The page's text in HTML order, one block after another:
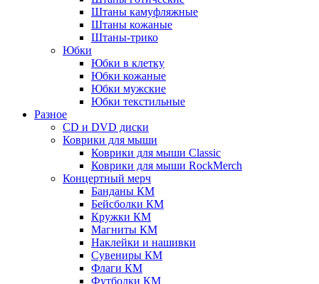
Штаны камуфляжные
Штаны кожаные
Штаны-трико
Юбки
Юбки в клетку
Юбки кожаные
Юбки мужские
Юбки текстильные
Разное
CD и DVD диски
Коврики для мыши
Коврики для мыши Classic
Коврики для мыши RockMerch
Концертный мерч
Банданы КМ
Бейсболки КМ
Кружки КМ
Магниты КМ
Наклейки и нашивки
Сувениры КМ
Флаги КМ
Футболки КМ